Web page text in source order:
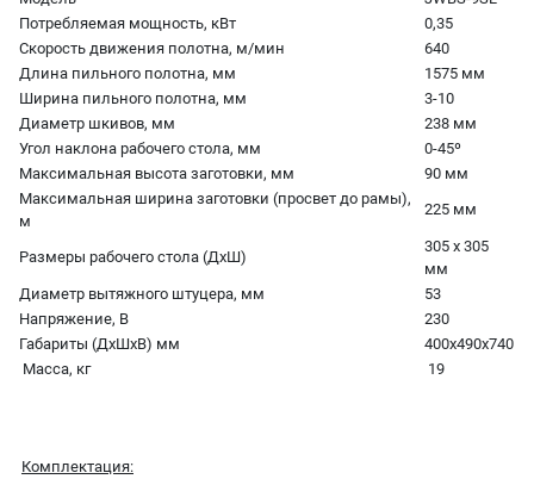
Потребляемая мощность, кВт
0,35
Скорость движения полотна, м/мин
640
Длина пильного полотна, мм
1575 мм
Ширина пильного полотна, мм
3-10
Диаметр шкивов, мм
238 мм
Угол наклона рабочего стола, мм
0-45º
Максимальная высота заготовки, мм
90 мм
Максимальная ширина заготовки (просвет до рамы),
м
225 мм
Размеры рабочего стола (ДхШ)
305 х 305
мм
Диаметр вытяжного штуцера, мм
53
Напряжение, В
230
Габариты (ДхШхВ) мм
400х490х740
Масса, кг
19
Комплектация: